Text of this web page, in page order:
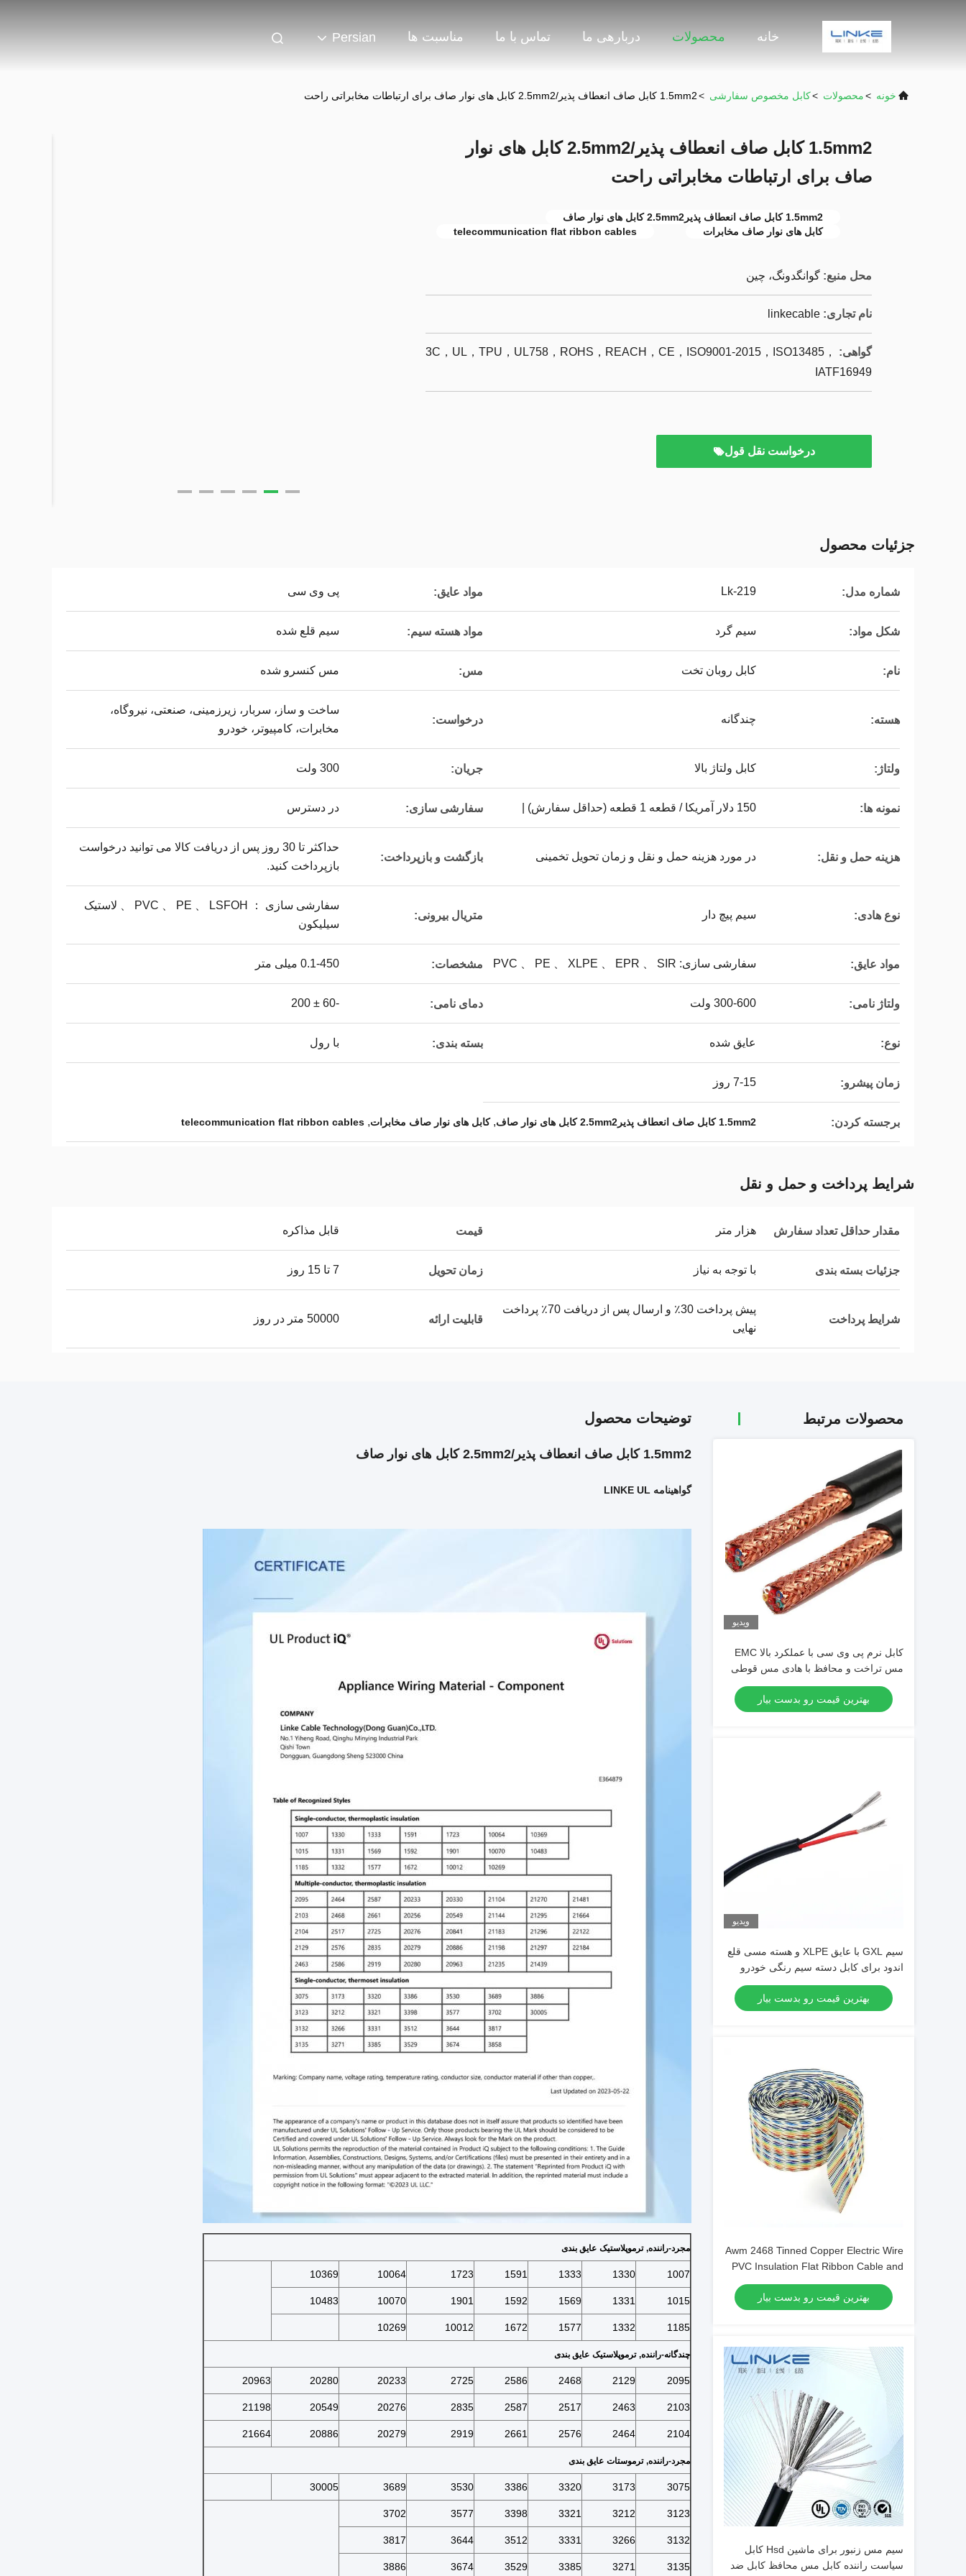
خانه محصولات دربارهی ما تماس با ما مناسبت ها Persian
خونه >محصولات >کابل مخصوص سفارشی >1.5mm2 کابل صاف انعطاف پذیر/2.5mm2 کابل های نوار صاف برای ارتباطات مخابراتی راحت
1.5mm2 کابل صاف انعطاف پذیر/2.5mm2 کابل های نوار
صاف برای ارتباطات مخابراتی راحت
1.5mm2 کابل صاف انعطاف پذیر2.5mm2 کابل های نوار صاف
کابل های نوار صاف مخابرات
telecommunication flat ribbon cables
محل منبع: گوانگدونگ، چین
نام تجاری: linkecable
گواهی:
3C，UL，TPU，UL758，ROHS，REACH，CE，ISO9001-2015，ISO13485，
IATF16949
درخواست نقل قول
جزئیات محصول
شماره مدل: Lk-219 مواد عایق: پی وی سی
شکل مواد: سیم گرد مواد هسته سیم: سیم قلع شده
نام: کابل روبان تخت مس: مس کنسرو شده
هسته: چندگانه درخواست:
ساخت و ساز، سربار، زیرزمینی، صنعتی، نیروگاه،
مخابرات، کامپیوتر، خودرو
ولتاژ: کابل ولتاژ بالا جریان: 300 ولت
نمونه ها: 150 دلار آمریکا / قطعه 1 قطعه (حداقل سفارش) | سفارشی سازی: در دسترس
هزینه حمل و نقل: در مورد هزینه حمل و نقل و زمان تحویل تخمینی بازگشت و بازپرداخت:
حداکثر تا 30 روز پس از دریافت کالا می توانید درخواست
بازپرداخت کنید.
نوع هادی: سیم پیچ دار متریال بیرونی:
سفارشی سازی ： PVC 、 PE 、 LSFOH 、 لاستیک
سیلیکون
مواد عایق: سفارشی سازی: PVC 、 PE 、 XLPE 、 EPR 、 SIR مشخصات: 0.1-450 میلی متر
ولتاژ نامی: 300-600 ولت دمای نامی: -60 ± 200
نوع: عایق شده بسته بندی: با رول
زمان پیشرو: 7-15 روز
برجسته کردن: 1.5mm2 کابل صاف انعطاف پذیر2.5mm2 کابل های نوار صاف ,کابل های نوار صاف مخابرات,
telecommunication flat ribbon cables
شرایط پرداخت و حمل و نقل
مقدار حداقل تعداد سفارش هزار متر قیمت قابل مذاکره
جزئیات بسته بندی با توجه به نیاز زمان تحویل 7 تا 15 روز
شرایط پرداخت
پیش پرداخت 30٪ و ارسال پس از دریافت 70٪ پرداخت
نهایی
قابلیت ارائه 50000 متر در روز
محصولات مرتبط
ویدیو
کابل نرم پی وی سی با عملکرد بالا EMC
مس تراخت و محافظ با هادی مس قوطی
شده برای کاربردهای 600 ولت
بهترین قیمت رو بدست بیار
ویدیو
سیم GXL با عایق XLPE و هسته مسی قلع
اندود برای کابل دسته سیم رنگی خودرو
بهترین قیمت رو بدست بیار
Awm 2468 Tinned Copper Electric Wire
PVC Insulation Flat Ribbon Cable and
Efficiency
بهترین قیمت رو بدست بیار
سیم مس زنبور برای ماشین Hsd کابل
سیاست راننده کابل مس محافظ کابل ضد
توضیحات محصول
1.5mm2 کابل صاف انعطاف پذیر/2.5mm2 کابل های نوار صاف
گواهینامه LINKE UL
مجرد-راننده, ترموپلاستیک عایق بندی
1007
1330
1333
1591
1723
10064
10369
1015
1331
1569
1592
1901
10070
10483
1185
1332
1577
1672
10012
10269
چندگانه-راننده, ترموپلاستیک عایق بندی
2095
2129
2468
2586
2725
20233
20280
20963
2103
2463
2517
2587
2835
20276
20549
21198
2104
2464
2576
2661
2919
20279
20886
21664
مجرد-راننده, ترموستات عایق بندی
3075
3173
3320
3386
3530
3689
30005
3123
3212
3321
3398
3577
3702
3132
3266
3331
3512
3644
3817
3135
3271
3385
3529
3674
3886